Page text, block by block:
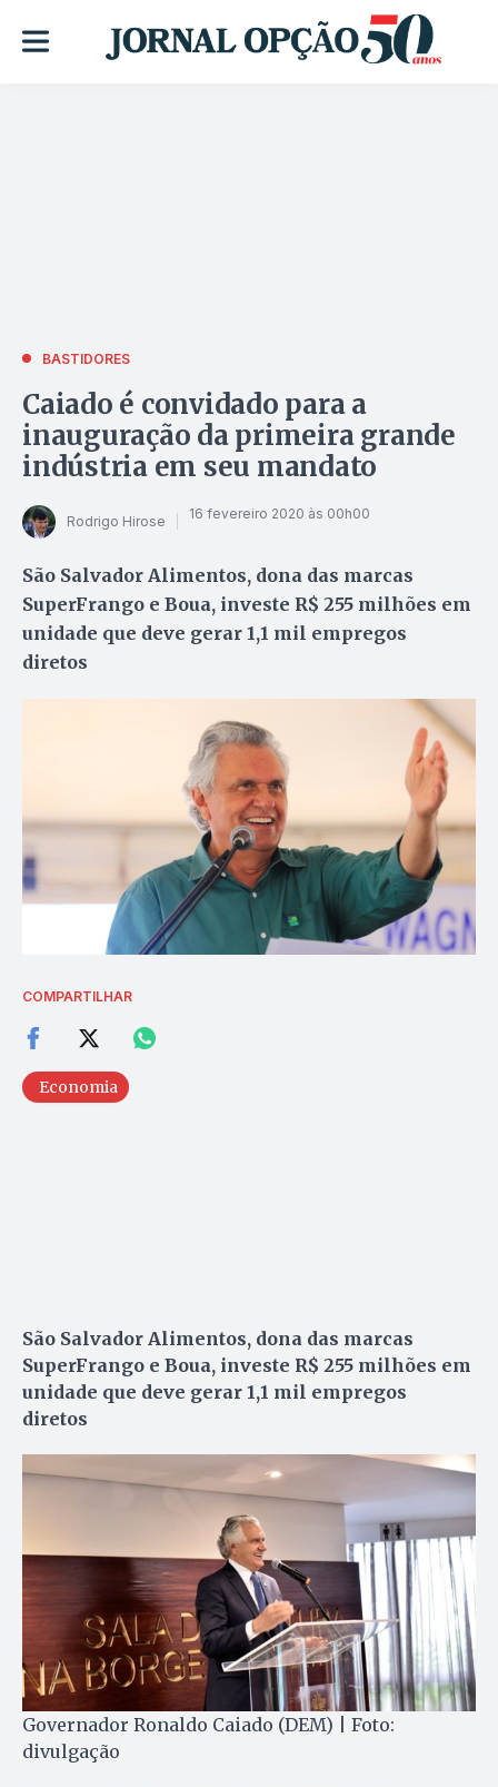
BASTIDORES
Caiado é convidado para a
inauguração da primeira grande
indústria em seu mandato
Rodrigo Hirose 16 fevereiro 2020 às 00h00
São Salvador Alimentos, dona das marcas
SuperFrango e Boua, investe R$ 255 milhões em
unidade que deve gerar 1,1 mil empregos
diretos
COMPARTILHAR
Economia
São Salvador Alimentos, dona das marcas
SuperFrango e Boua, investe R$ 255 milhões em
unidade que deve gerar 1,1 mil empregos
diretos
Governador Ronaldo Caiado (DEM) | Foto:
divulgação